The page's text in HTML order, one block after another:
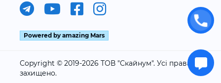
Powered by amazing Mars
Copyright © 2019-2026 ТОВ "Скайнум". Усі права
захищено.